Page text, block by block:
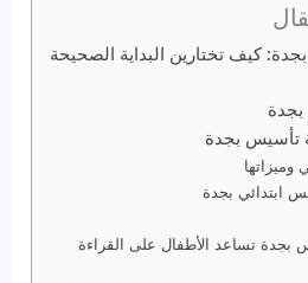
كيف تختارين البداية الصحيحة
تأسيس بجدة
ابتدائي بجدة
بجدة تساعد الأطفال على القراءة